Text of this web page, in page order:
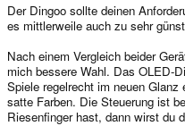
Der Dingoo sollte deinen
es mittlerweile auch zu sehr
Nach einem Vergleich beider
mich bessere Wahl. Das OLED-
Spiele regelrecht im neuen
satte Farben. Die Steuerung ist
Riesenfinger hast, dann wirst du